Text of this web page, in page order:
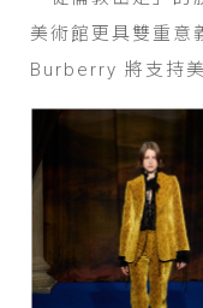
美術館更具雙重意
Burberry 將支持